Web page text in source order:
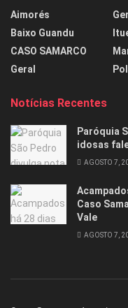
Aimorés
Baixo Guandu
CASO SAMARCO
Geral
Notícias Recentes
Paróquia
idosas
AGOSTO 7,
Caso
Vale
AGOSTO 7,